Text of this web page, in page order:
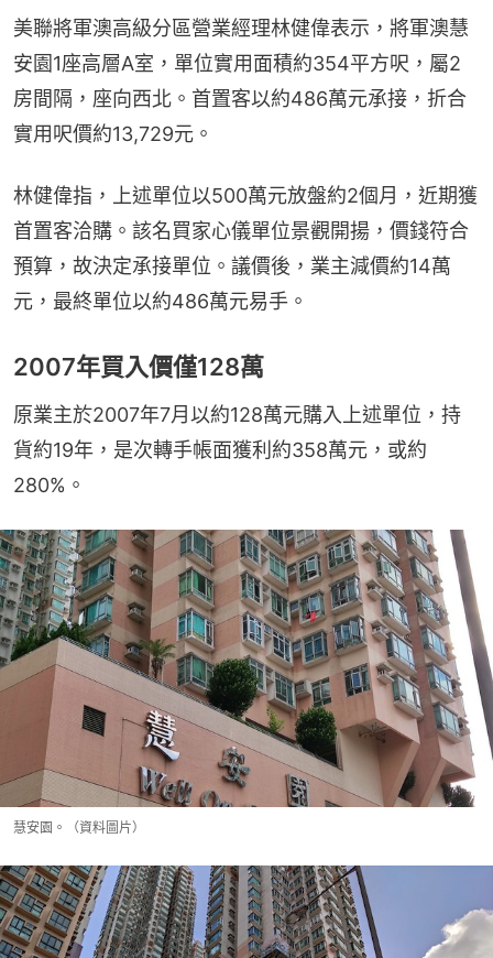
美聯將軍澳高級分區營業經理林健偉表示，將軍澳慧
安園1座高層A室，單位實用面積約354平方呎，屬2
房間隔，座向西北。首置客以約486萬元承接，折合
實用呎價約13,729元。
林健偉指，上述單位以500萬元放盤約2個月，近期獲
首置客洽購。該名買家心儀單位景觀開揚，價錢符合
預算，故決定承接單位。議價後，業主減價約14萬
元，最終單位以約486萬元易手。
2007年買入價僅128萬
原業主於2007年7月以約128萬元購入上述單位，持
貨約19年，是次轉手帳面獲利約358萬元，或約
280%。
慧安園。（資料圖片）